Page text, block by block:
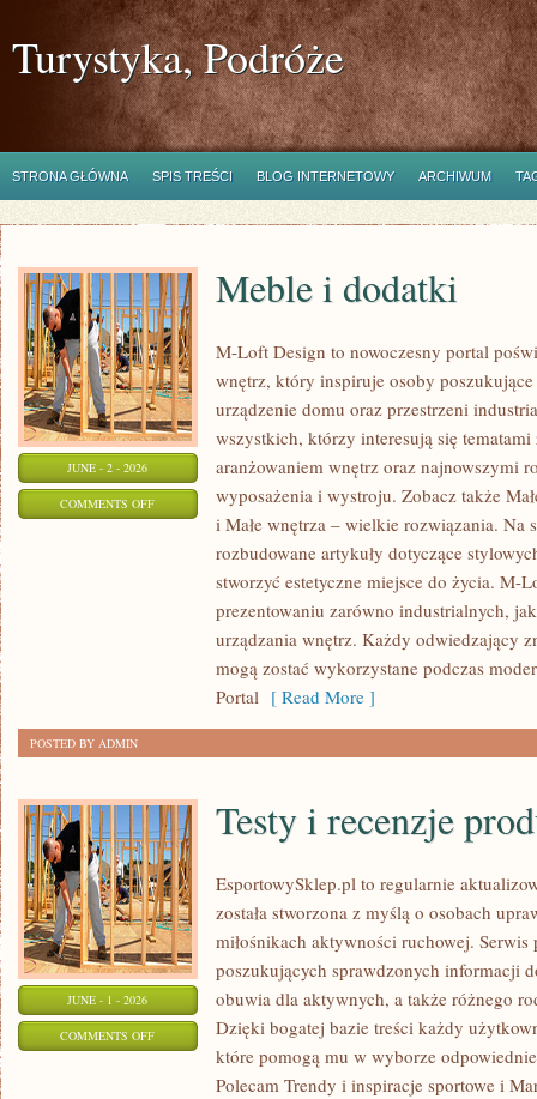
Turystyka, Podróże
STRONA GŁÓWNA SPIS TREŚCI BLOG INTERNETOWY ARCHIWUM
JUNE - 2 - 2026
COMMENTS OFFON
Meble i dodatki
M-Loft Design to nowoczesny portal
wnętrz, który inspiruje osoby
urządzenie domu oraz przestrzeni
wszystkich, którzy interesują się
aranżowaniem wnętrz oraz najnowszymi
wyposażenia i wystroju. Zobacz także
i Małe wnętrza – wielkie rozwiązania. Na
rozbudowane artykuły dotyczące
stworzyć estetyczne miejsce do życia. M-
prezentowaniu zarówno industrialnych,
urządzania wnętrz. Każdy odwiedzający
mogą zostać wykorzystane podczas
Portal [ Read More ]
POSTED BY ADMIN
JUNE - 1 - 2026
COMMENTS OFFON
Testy i recenzje
EsportowySklep.pl to regularnie
została stworzona z myślą o osobach
miłośnikach aktywności ruchowej.
poszukujących sprawdzonych informacji
obuwia dla aktywnych, a także różnego
Dzięki bogatej bazie treści każdy
które pomogą mu w wyborze
Polecam Trendy i inspiracje sportowe i